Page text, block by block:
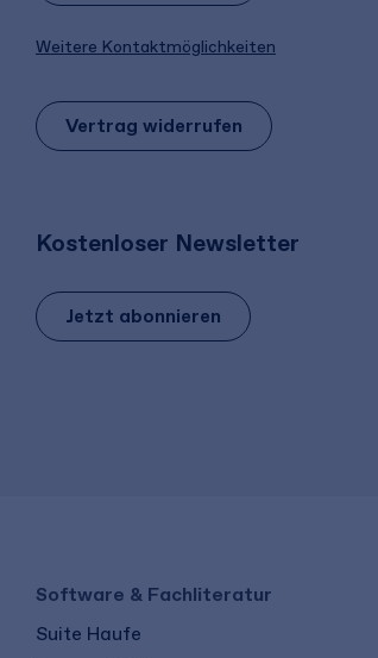
Weitere Kontaktmöglichkeiten
Vertrag widerrufen
Kostenloser Newsletter
Jetzt abonnieren
Software & Fachliteratur
Suite Haufe